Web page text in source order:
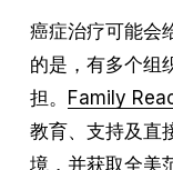
癌症治疗可能会
的是，有多个组
担。 Family
教育、支持及直
境，并获取全美